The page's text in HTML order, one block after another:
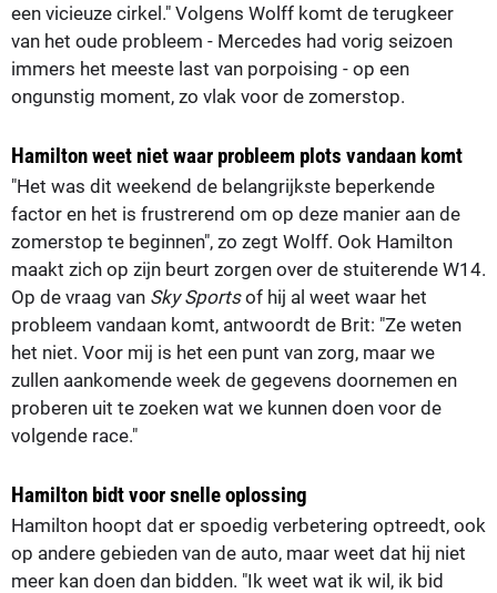
een vicieuze cirkel." Volgens Wolff komt de terugkeer
van het oude probleem - Mercedes had vorig seizoen
immers het meeste last van porpoising - op een
ongunstig moment, zo vlak voor de zomerstop.
Hamilton weet niet waar probleem plots vandaan komt
"Het was dit weekend de belangrijkste beperkende
factor en het is frustrerend om op deze manier aan de
zomerstop te beginnen", zo zegt Wolff. Ook Hamilton
maakt zich op zijn beurt zorgen over de stuiterende W14.
Op de vraag van Sky Sportsof hij al weet waar het
probleem vandaan komt, antwoordt de Brit: "Ze weten
het niet. Voor mij is het een punt van zorg, maar we
zullen aankomende week de gegevens doornemen en
proberen uit te zoeken wat we kunnen doen voor de
volgende race."
Hamilton bidt voor snelle oplossing
Hamilton hoopt dat er spoedig verbetering optreedt, ook
op andere gebieden van de auto, maar weet dat hij niet
meer kan doen dan bidden. "Ik weet wat ik wil, ik bid